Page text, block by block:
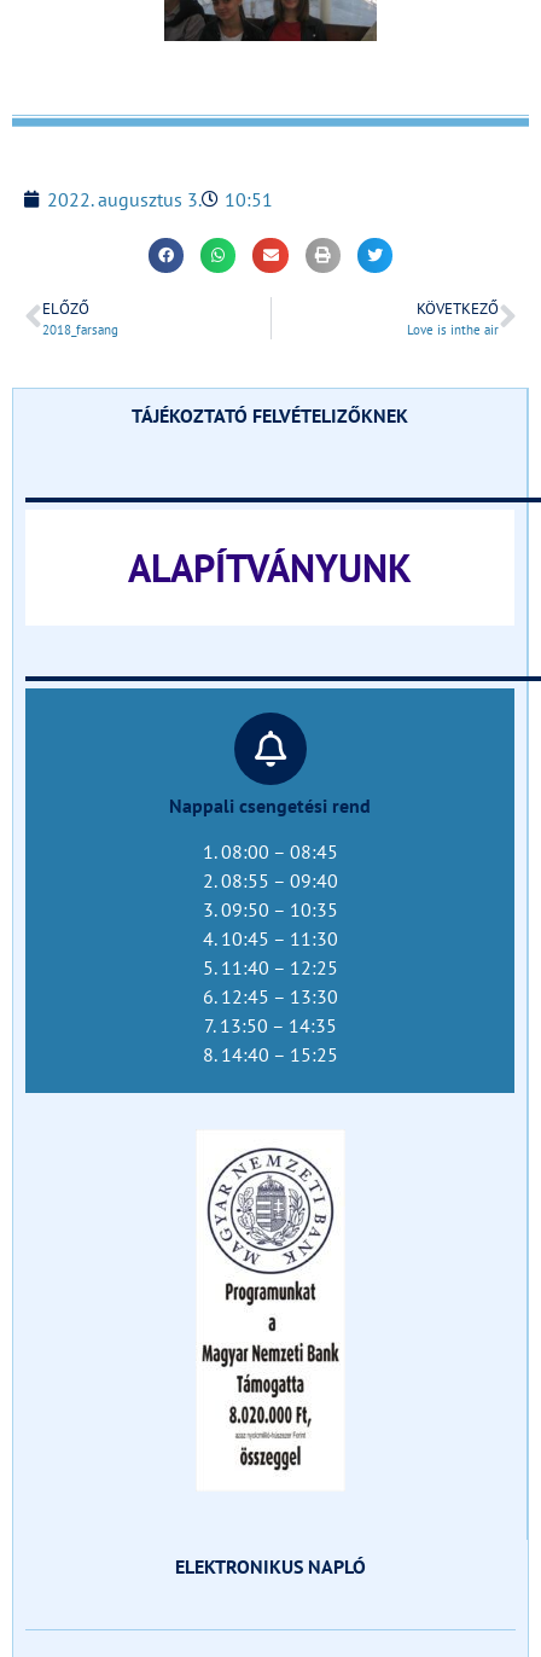
2022. augusztus 3. 10:51
ELŐZŐ
2018_farsang
KÖVETKEZŐ
Love is inthe air
TÁJÉKOZTATÓ FELVÉTELIZŐKNEK
ALAPÍTVÁNYUNK
Nappali csengetési rend
1. 08:00 – 08:45
2. 08:55 – 09:40
3. 09:50 – 10:35
4. 10:45 – 11:30
5. 11:40 – 12:25
6. 12:45 – 13:30
7. 13:50 – 14:35
8. 14:40 – 15:25
ELEKTRONIKUS NAPLÓ